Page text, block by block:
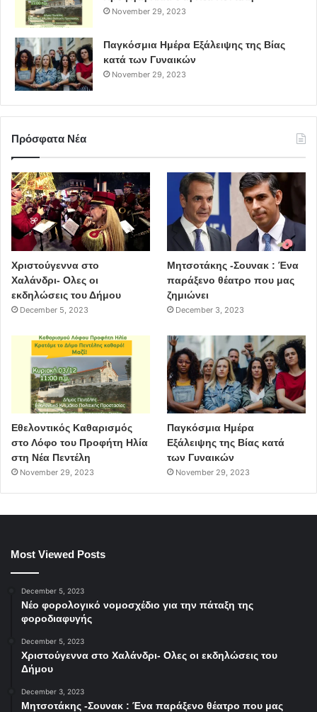
Μαθητές δήμος Χαλανδρίου
διαβάσεις
Ευρωπαϊκή Εβδομάδα Κινητικότητας
November 29, 2023
Παγκόσμια Ημέρα Εξάλειψης της Βίας
κατά των Γυναικών
November 29, 2023
Πρόσφατα Νέα
Χριστούγεννα στο
Χαλάνδρι- Ολες οι
εκδηλώσεις του Δήμου
December 5, 2023
Μητσοτάκης -Σουνακ : Ένα
παράξενο θέατρο που μας
ζημιώνει
December 3, 2023
Εθελοντικός Καθαρισμός
στο Λόφο του Προφήτη Ηλία
στη Νέα Πεντέλη
November 29, 2023
Παγκόσμια Ημέρα
Εξάλειψης της Βίας κατά
των Γυναικών
November 29, 2023
Most Viewed Posts
December 5, 2023
Νέο φορολογικό νομοσχέδιο για την πάταξη της
φοροδιαφυγής
December 5, 2023
Χριστούγεννα στο Χαλάνδρι- Ολες οι εκδηλώσεις του
Δήμου
December 3, 2023
Μητσοτάκης -Σουνακ : Ένα παράξενο θέατρο που μας